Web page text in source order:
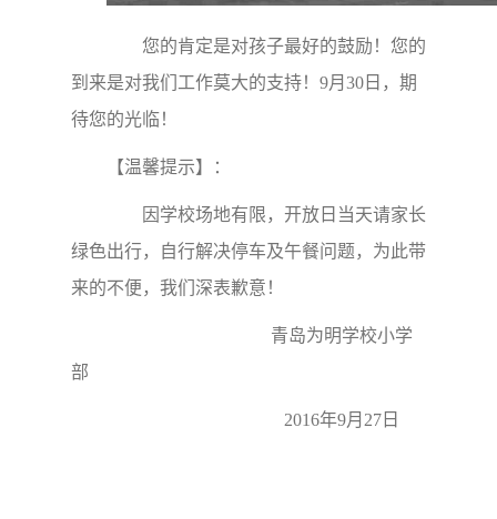
您的肯定是对孩子最好的鼓励！您的
到来是对我们工作莫大的支持！9月30日，期
待您的光临！
【温馨提示】：
因学校场地有限，开放日当天请家长
绿色出行，自行解决停车及午餐问题，为此带
来的不便，我们深表歉意！
青岛为明学校小学
部
2016年9月27日